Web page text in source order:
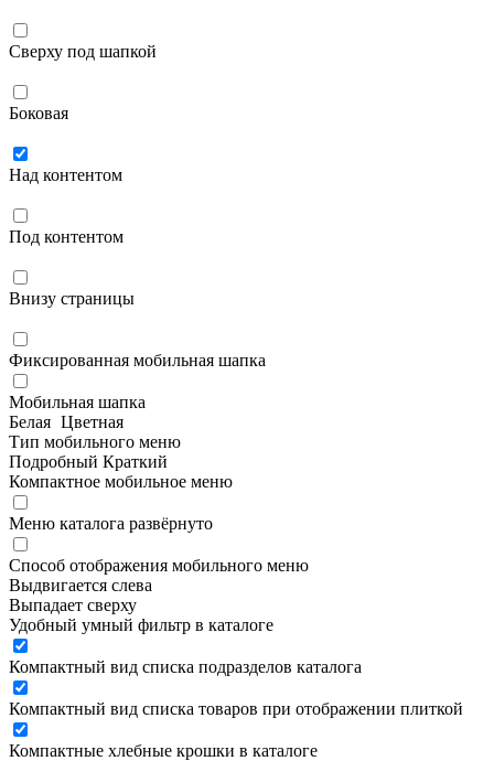
Сверху под шапкой
Боковая
Над контентом
Под контентом
Внизу страницы
Фиксированная мобильная шапка
Мобильная шапка
Белая Цветная
Тип мобильного меню
Подробный Краткий
Компактное мобильное меню
Меню каталога развёрнуто
Способ отображения мобильного меню
Выдвигается слева
Выпадает сверху
Удобный умный фильтр в каталоге
Компактный вид списка подразделов каталога
Компактный вид списка товаров при отображении плиткой
Компактные хлебные крошки в каталоге